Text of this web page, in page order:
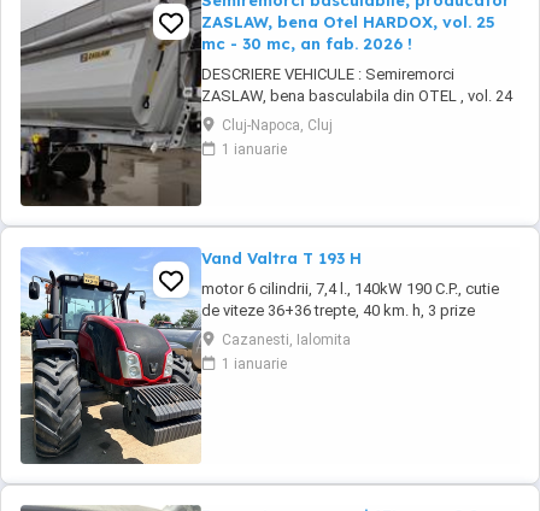
ZASLAW, bena Otel HARDOX, vol. 25
mc - 30 mc, an fab. 2026 !
DESCRIERE VEHICULE : Semiremorci
ZASLAW, bena basculabila din OTEL , vol. 24
mc - 30 mc, (stoc nou 2026 sau in fabricatie
ZASLAW) . DETALII: - Semiremorci
basculabile pe 3 axe, bena constructie din
Polonia ...
Cluj-Napoca, Cluj
1 ianuarie
Vand Valtra T 193 H
motor 6 cilindrii, 7,4 l., 140kW 190 C.P., cutie
de viteze 36+36 trepte, 40 km. h, 3 prize
hidraulice, 650 65 r 42 spate, 540 65 r 30,
6.240 ore, an 2013, TVA inclus în preț.
Cazanesti, Ialomita
1 ianuarie